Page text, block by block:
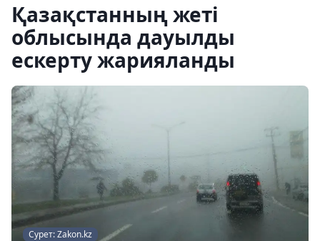
Қазақстанның жеті
облысында дауылды
ескерту жарияланды
Сурет: Zakon.kz